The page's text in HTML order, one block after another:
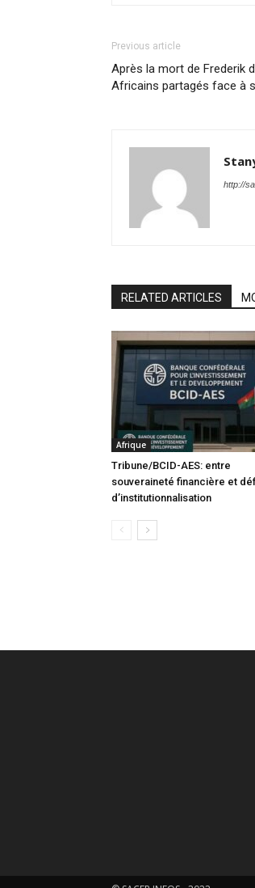
Previous article
Après la mort de Frederik
Africains partagés face à
http://
RELATED ARTICLES
Afrique
Tribune/BCID-AES: entre
souveraineté financière et
d’institutionnalisation